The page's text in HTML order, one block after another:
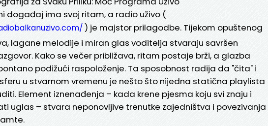
događaj ima svoj ritam, a radio uživo (
) je majstor prilagodbe. Tijekom opuštenog
lagane melodije i miran glas voditelja stvaraju savršen
Kako se večer približava, ritam postaje brži, a glazba
podižući raspoloženje. Ta sposobnost radija da "čita" i
u stvarnom vremenu je nešto što nijedna statična playlista
Element iznenađenja – kada krene pjesma koju svi znaju i
uglas – stvara neponovljive trenutke zajedništva i povezivanja